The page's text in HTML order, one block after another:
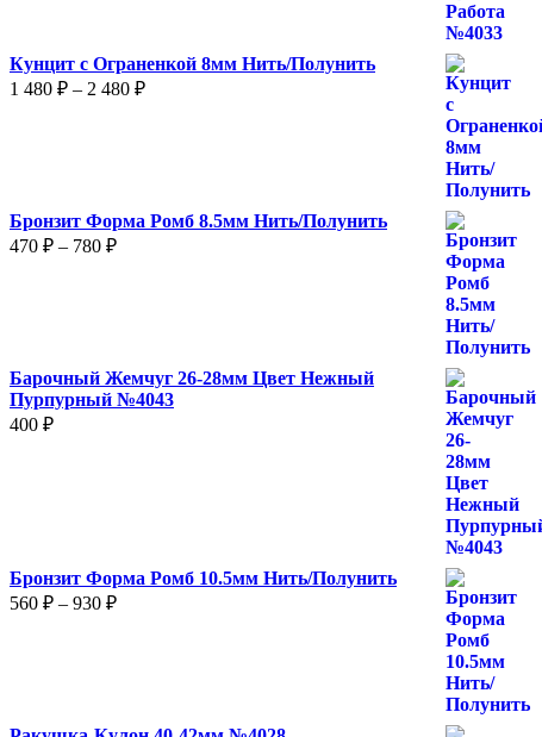
Кунцит с Ограненкой 8мм Нить/Полунить
1 480 ₽ – 2 480 ₽Диапазон
480 ₽
Бронзит Форма Ромб 8.5мм Нить/Полунить
470 ₽ – 780 ₽Диапазон
Барочный Жемчуг 26-28мм Цвет Нежный
Пурпурный №4043
400 ₽
Бронзит Форма Ромб 10.5мм Нить/Полунить
560 ₽ – 930 ₽Диапазон